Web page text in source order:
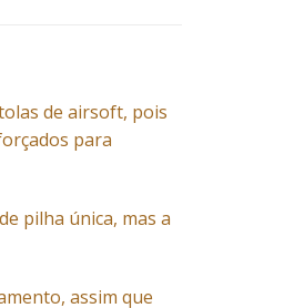
de airsoft, pois
para
pilha única, mas a
assim que